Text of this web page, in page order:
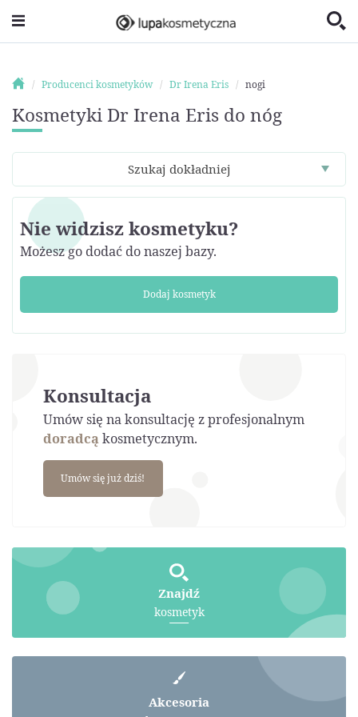
Producenci kosmetyków Dr Irena Eris nogi
Kosmetyki Dr Irena Eris do nóg
Szukaj dokładniej
Nie widzisz kosmetyku?
Możesz go dodać do naszej bazy.
Dodaj kosmetyk
Konsultacja
Umów się na konsultację z profesjonalnym
doradcąkosmetycznym.
Umów się już dziś!
Znajdź
kosmetyk
Akcesoria